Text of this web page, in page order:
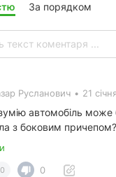
За порядком
Русланович • 21
автомобіль може
з боковим причепом?
0 0